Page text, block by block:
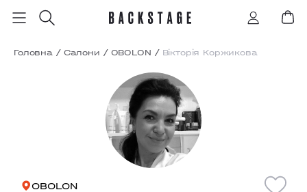
Головна / Салони / OBOLON / Вікторія Коржикова
OBOLON